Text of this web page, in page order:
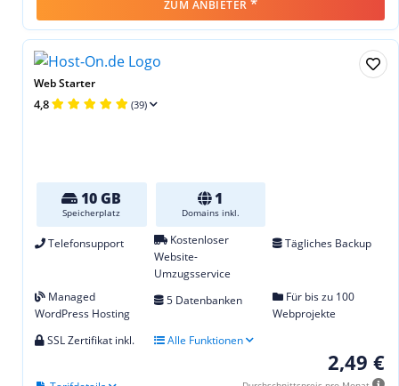
ZUM ANBIETER
Web Starter
4,8 (39)
10 GB
Speicherplatz
1
Domains inkl.
Telefonsupport
Kostenloser
Website-
Umzugsservice
Tägliches Backup
Managed
WordPress Hosting
5 Datenbanken
Für bis zu 100
Webprojekte
SSL Zertifikat inkl.
Alle Funktionen
2,49 €